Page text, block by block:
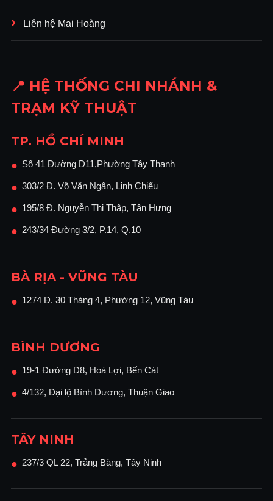
Liên hệ Mai Hoàng
📍 HỆ THỐNG CHI NHÁNH &
TRẠM KỸ THUẬT
TP. HỒ CHÍ MINH
● Số 41 Đường D11,Phường Tây Thạnh
● 303/2 Đ. Võ Văn Ngân, Linh Chiểu
● 195/8 Đ. Nguyễn Thị Thập, Tân Hưng
● 243/34 Đường 3/2, P.14, Q.10
BÀ RỊA - VŨNG TÀU
● 1274 Đ. 30 Tháng 4, Phường 12, Vũng Tàu
BÌNH DƯƠNG
● 19-1 Đường D8, Hoà Lợi, Bến Cát
● 4/132, Đại lộ Bình Dương, Thuận Giao
TÂY NINH
● 237/3 QL 22, Trảng Bàng, Tây Ninh